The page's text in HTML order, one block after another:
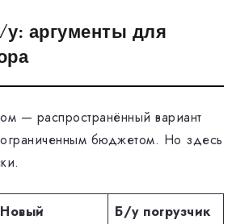
аргументы для
— распространённый вариант
бюджетом. Но здесь
Новый
Б/у погрузчик